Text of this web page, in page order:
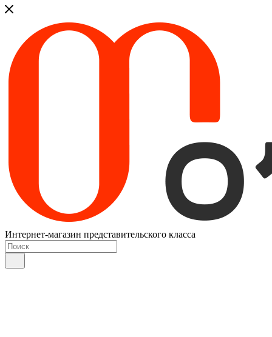
Интернет-магазин представительского класса